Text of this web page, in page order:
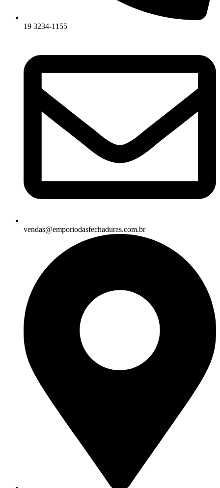
19 3234-1155
vendas@emporiodasfechaduras.com.br